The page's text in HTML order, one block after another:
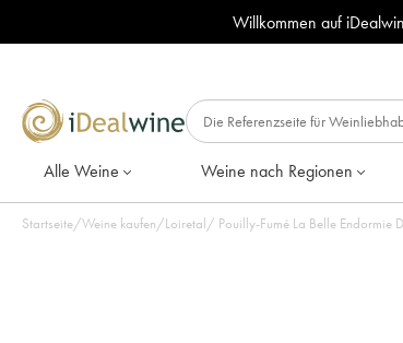
Willkommen auf
Alle Weine Weine nach Regionen
Startseite/Weine kaufen/Loiretal/ Pouilly-Fumé La Belle Endormie